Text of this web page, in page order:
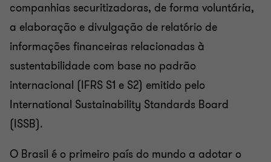
companhias securitizadoras, de forma voluntária,
a elaboração e divulgação de relatório de
informações financeiras relacionadas à
sustentabilidade com base no padrão
internacional (IFRS S1 e S2) emitido pelo
International Sustainability Standards Board
(ISSB).
O Brasil é o primeiro país do mundo a adotar o